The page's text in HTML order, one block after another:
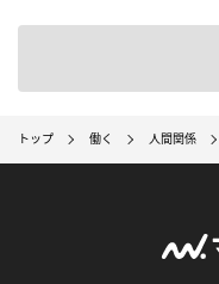
トップ 働く 人間関係